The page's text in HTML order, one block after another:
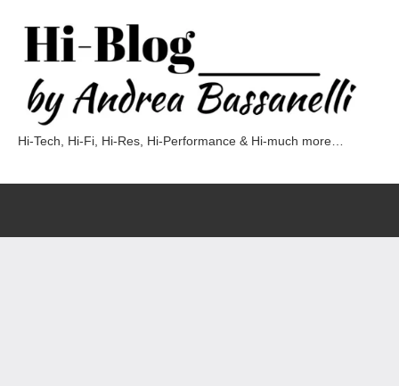
contenuto
Blog
Hi-Tech, Hi-Fi, Hi-Res, Hi-Performance & Hi-much more…